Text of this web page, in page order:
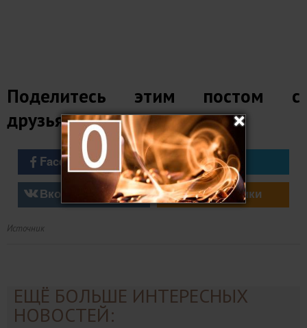
Поделитесь этим постом с
друзьями
Facebook
Twitter
Вконтакте
Однокласники
Источник
ЕЩЁ БОЛЬШЕ ИНТЕРЕСНЫХ
НОВОСТЕЙ: